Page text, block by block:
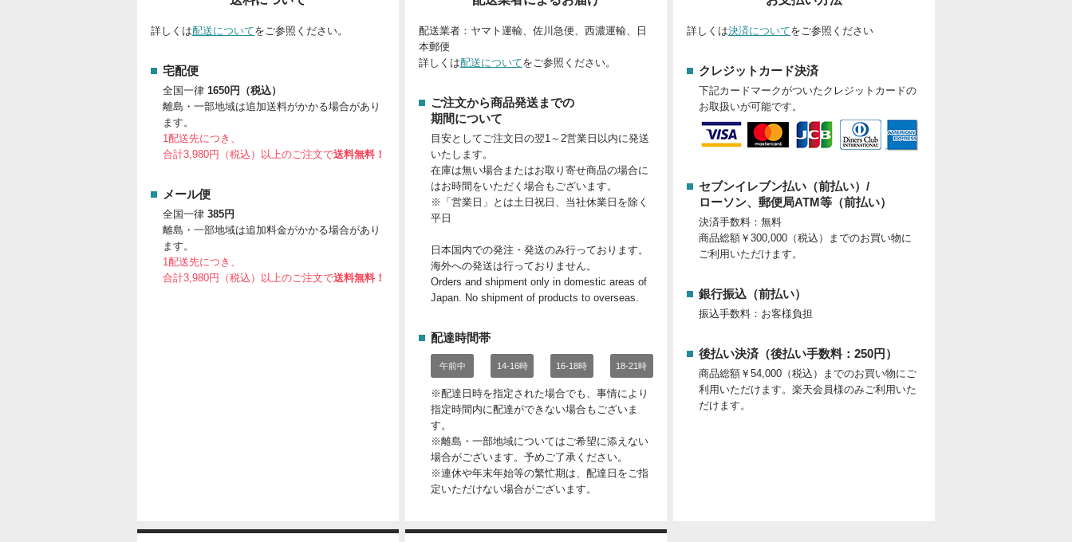
詳しくは配送についてをご参照ください。
宅配便
全国一律 1650円（税込）
離島・一部地域は追加送料がかかる場合があり
ます。
1配送先につき、
合計3,980円（税込）以上のご注文で送料無料！
メール便
全国一律 385円
離島・一部地域は追加料金がかかる場合があり
ます。
1配送先につき、
合計3,980円（税込）以上のご注文で送料無料！
配送業者：ヤマト運輸、佐川急便、西濃運輸、日
本郵便
詳しくは配送についてをご参照ください。
ご注文から商品発送までの
期間について
目安としてご注文日の翌1～2営業日以内に発送
いたします。
在庫は無い場合またはお取り寄せ商品の場合に
はお時間をいただく場合もございます。
※「営業日」とは土日祝日、当社休業日を除く
平日
日本国内での発注・発送のみ行っております。
海外への発送は行っておりません。
Orders and shipment only in domestic areas of
Japan. No shipment of products to overseas.
配達時間帯
午前中 14-16時 16-18時 18-21時
※配達日時を指定された場合でも、事情により
指定時間内に配達ができない場合もございま
す。
※離島・一部地域についてはご希望に添えない
場合がございます。予めご了承ください。
※連休や年末年始等の繁忙期は、配達日をご指
定いただけない場合がございます。
詳しくは決済についてをご参照ください
クレジットカード決済
下記カードマークがついたクレジットカードの
お取扱いが可能です。
セブンイレブン払い（前払い）/
ローソン、郵便局ATM等（前払い）
決済手数料：無料
商品総額￥300,000（税込）までのお買い物に
ご利用いただけます。
銀行振込（前払い）
振込手数料：お客様負担
後払い決済（後払い手数料：250円）
商品総額￥54,000（税込）までのお買い物にご
利用いただけます。楽天会員様のみご利用いた
だけます。